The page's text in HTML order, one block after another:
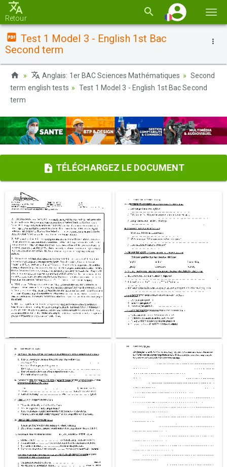
la
Retour
Test 1 Model 3 - English 1st Bac
Second term
Anglais: 1er BAC Sciences Mathématiques
Second
term english tests
Test 1 Model 3 - English 1st Bac Second
term
TÉLÉCHARGEZ LE DOCUMENT